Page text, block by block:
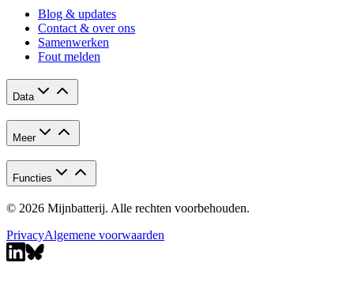
Blog & updates
Contact & over ons
Samenwerken
Fout melden
Data
Meer
Functies
© 2026 Mijnbatterij. Alle rechten voorbehouden.
PrivacyAlgemene voorwaarden